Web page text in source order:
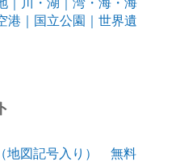
港｜国立公園｜世界遺
地図記号入り） 無料